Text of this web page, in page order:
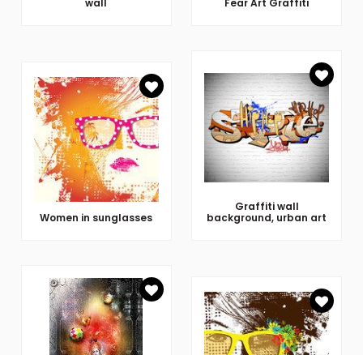
Women in sunglasses
Graffiti wall
background, urban art